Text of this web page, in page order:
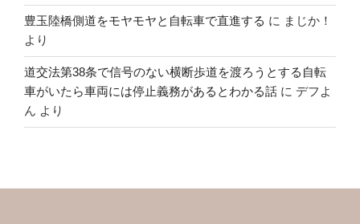
豊玉陸橋側道をモヤモヤと自転車で直進する に まじか！
より
道交法第38条で信号のない横断歩道を渡ろうとする自転
車がいたら車両には停止義務があるとわかる話 に デフよ
ん より